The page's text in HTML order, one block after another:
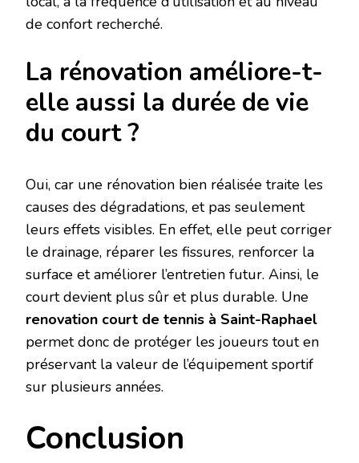
de confort recherché.
La rénovation améliore-t-
elle aussi la durée de vie
du court ?
Oui, car une rénovation bien réalisée traite les
causes des dégradations, et pas seulement
leurs effets visibles. En effet, elle peut corriger
le drainage, réparer les fissures, renforcer la
surface et améliorer l’entretien futur. Ainsi, le
court devient plus sûr et plus durable. Une
renovation court de tennis à Saint-Raphael
permet donc de protéger les joueurs tout en
préservant la valeur de l’équipement sportif
sur plusieurs années.
Conclusion